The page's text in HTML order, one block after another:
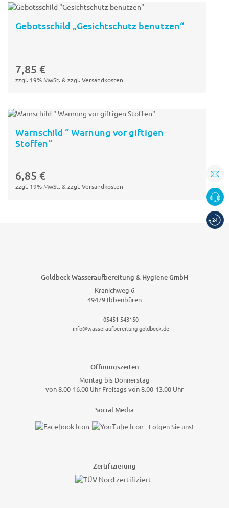
Gebotsschild „Gesichtschutz benutzen“
7,85 €
zzgl. 19% MwSt. & zzgl. Versandkosten
Warnschild “ Warnung vor giftigen
Stoffen“
6,85 €
zzgl. 19% MwSt. & zzgl. Versandkosten
Goldbeck Wasseraufbereitung & Hygiene GmbH
Kranichweg 6
49479 Ibbenbüren
05451 543150
info@wasseraufbereitung-goldbeck.de
Öffnungszeiten
Montag bis Donnerstag
von 8.00-16.00 Uhr Freitags von 8.00-13.00 Uhr
Social Media
Folgen Sie uns!
Zertifizierung